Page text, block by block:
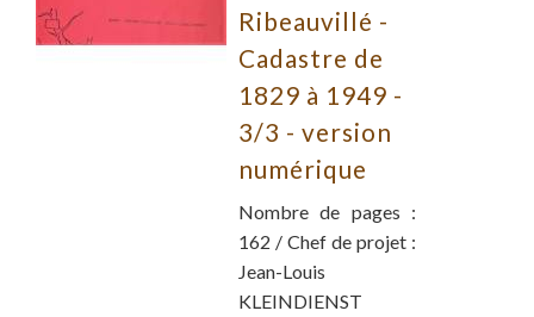
Ribeauvillé -
Cadastre de
1829 à 1949 -
3/3 - version
numérique
Nombre de pages :
162 / Chef de projet :
Jean-Louis
KLEINDIENST